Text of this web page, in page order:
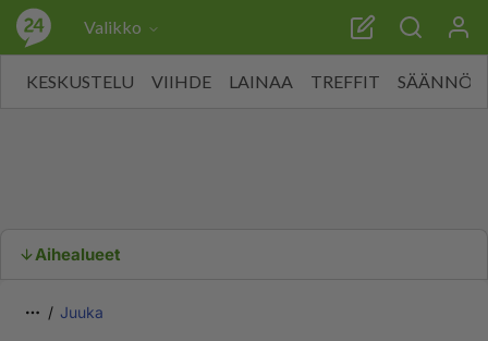
Valikko
KESKUSTELU VIIHDE LAINAA TREFFIT SÄÄNNÖT
Aihealueet
Juuka